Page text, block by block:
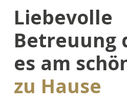
Liebevolle
Betreuung
es am
zu Hause